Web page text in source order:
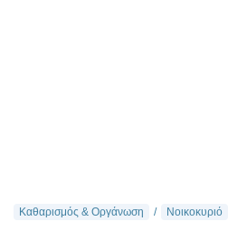
Καθαρισμός & Οργάνωση Νοικοκυριό